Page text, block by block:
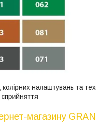
налаштувань та
магазину